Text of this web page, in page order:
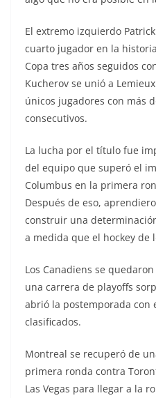
El extremo izquierdo
cuarto jugador en la
Copa tres años seguidos
Kucherov se unió a
únicos jugadores con más
consecutivos.
La lucha por el título fue
del equipo que superó el
Columbus en la primera
Después de eso,
construir una
a medida que el hockey de
Los Canadiens se
una carrera de playoffs
abrió la postemporada con
clasificados.
Montreal se recuperó de
primera ronda contra
Las Vegas para llegar a la